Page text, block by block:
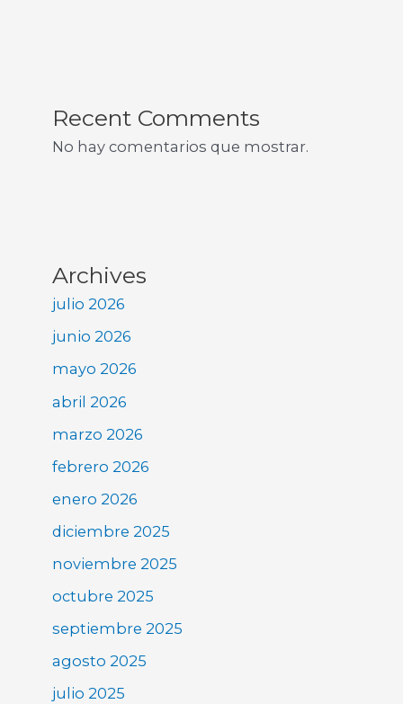
Recent Comments
No hay comentarios que mostrar.
Archives
julio 2026
junio 2026
mayo 2026
abril 2026
marzo 2026
febrero 2026
enero 2026
diciembre 2025
noviembre 2025
octubre 2025
septiembre 2025
agosto 2025
julio 2025